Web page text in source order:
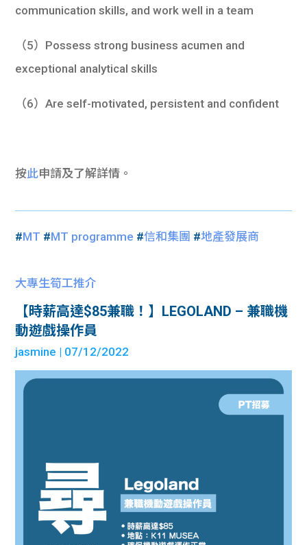
communication skills, and work well in a team
（5）Possess strong business acumen and
exceptional analytical skills
（6）Are self-motivated, persistent and confident
按此申請及了解詳情。
#MT #MT programme #信和集團 #地產發展商
大專生筍工推介
【時薪高達$85兼職！】LEGOLAND – 兼職機
動遊戲操作員
jasmine | 07/12/2022